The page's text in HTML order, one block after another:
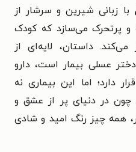
با زبانی شیرین و سرشار از
و پرتحرک می‌سازد که کودک
می‌کند. داستان، لایه‌ای از
عسلی بیمار است، دارو
دارد؛ اما این بیماری نه
چون در دنیای پر از عشق و
همه چیز رنگ امید و شادی